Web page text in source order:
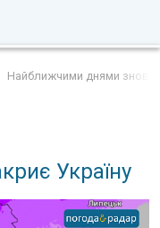
Найближчими днями знову
Україну